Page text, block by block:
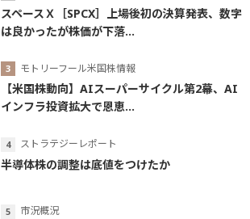
スペースＸ［SPCX］上場後初の決算発表、数字
は良かったが株価が下落...
モトリーフール米国株情報
【米国株動向】AIスーパーサイクル第2幕、AI
インフラ投資拡大で恩恵...
ストラテジーレポート
半導体株の調整は底値をつけたか
市況概況